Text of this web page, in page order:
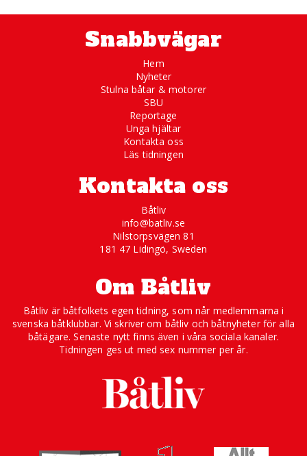
Snabbvägar
Hem
Nyheter
Stulna båtar & motorer
SBU
Reportage
Unga hjältar
Kontakta oss
Läs tidningen
Kontakta oss
Båtliv
info@batliv.se
Nilstorpsvägen 81
181 47 Lidingö, Sweden
Om Båtliv
Båtliv är båtfolkets egen tidning, som når medlemmarna i
svenska båtklubbar. Vi skriver om båtliv och båtnyheter för alla
båtägare. Senaste nytt finns även i våra sociala kanaler.
Tidningen ges ut med sex nummer per år.